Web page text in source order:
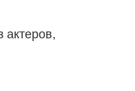
актеров,